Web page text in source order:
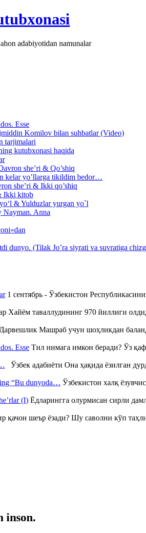
adabiyotidan namunalar
Esse
Komilov bilan suhbatlar (Video)
tarjimalari
kutubxonasi haqida
she’ri & Qo’shiq
kelar yo’llarga tikildim bedor…
she’ri & Ikki qo’shiq
Ikki kitob
& Yulduzlar yurgan yo`l
Nayman. Anna
dunyo. (Tilak Jo’ra siyrati va suvratiga
1 сентябрь - Ўзбекистон
таваллудининг 970 йиллиги
Машраб учун шоҳликдан
Esse Тил нимага имкон беради? Ўз
Ўзбек адабиёти Она ҳақида ёзилган
“Bu dunyoda… Ўзбекистон халқ
(I) Ёдларингга олурмисан сирли
шеър ёзади? Шу саволни кўп
inson.